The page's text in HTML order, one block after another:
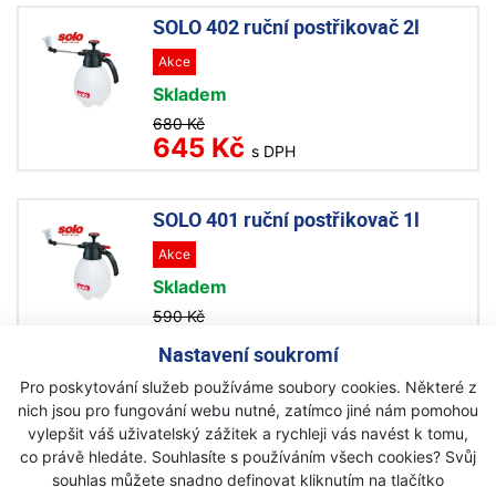
Nastavení soukromí
Pro poskytování služeb používáme soubory cookies. Některé z
nich jsou pro fungování webu nutné, zatímco jiné nám pomohou
vylepšit váš uživatelský zážitek a rychleji vás navést k tomu,
co právě hledáte. Souhlasíte s používáním všech cookies? Svůj
souhlas můžete snadno definovat kliknutím na tlačítko
SOLO 402 ruční postřikovač 2l
Akce
Skladem
680 Kč
645 Kč s DPH
SOLO 401 ruční postřikovač 1l
Akce
Skladem
590 Kč
550 Kč s DPH
SOLO 212 Classic ruční
postřikovač 7l